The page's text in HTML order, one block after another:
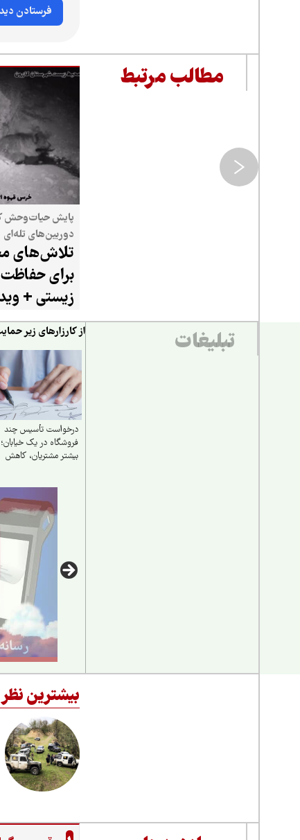
مطالب مرتبط
پایش حیات‌وحش
دوربین‌های تله‌ای
تلاش‌های
برای حفاظت
زیستی +
تبلیغات از کارزارهای زیر
درخواست تأسیس چند
فروشگاه در یک
بیشتر مشتریان، کاهش
بیشترین نظر